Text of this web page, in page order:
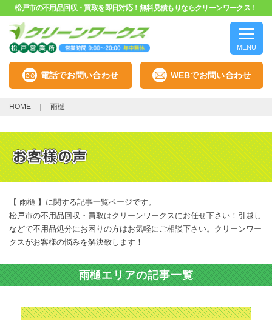
松戸市の不用品回収・買取を即日対応！無料見積もりならクリーンワークス！
MENU
電話でお問い合わせ WEBでお問い合わせ
HOME 雨樋
【 雨樋 】に関する記事一覧ページです。
松戸市の不用品回収・買取はクリーンワークスにお任せ下さい！引越し
などで不用品処分にお困りの方はお気軽にご相談下さい。クリーンワー
クスがお客様の悩みを解決致します！
雨樋エリアの記事一覧